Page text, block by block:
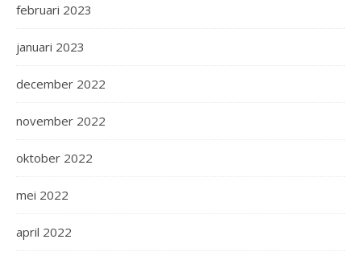
februari 2023
januari 2023
december 2022
november 2022
oktober 2022
mei 2022
april 2022